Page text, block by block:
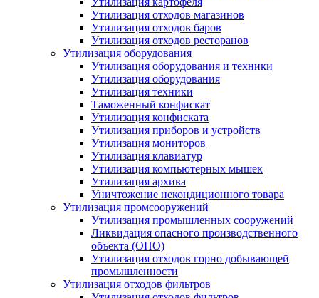
Утилизация отходов магазинов
Утилизация отходов баров
Утилизация отходов ресторанов
Утилизация оборудования
Утилизация оборудования и техники
Утилизация оборудования
Утилизация техники
Таможенный конфискат
Утилизация конфиската
Утилизация приборов и устройств
Утилизация мониторов
Утилизация клавиатур
Утилизация компьютерных мышек
Утилизация архива
Уничтожение некондиционного товара
Утилизация промсооружений
Утилизация промышленных сооружений
Ликвидация опасного производственного
объекта (ОПО)
Утилизация отходов горно добывающей
промышленности
Утилизация отходов фильтров